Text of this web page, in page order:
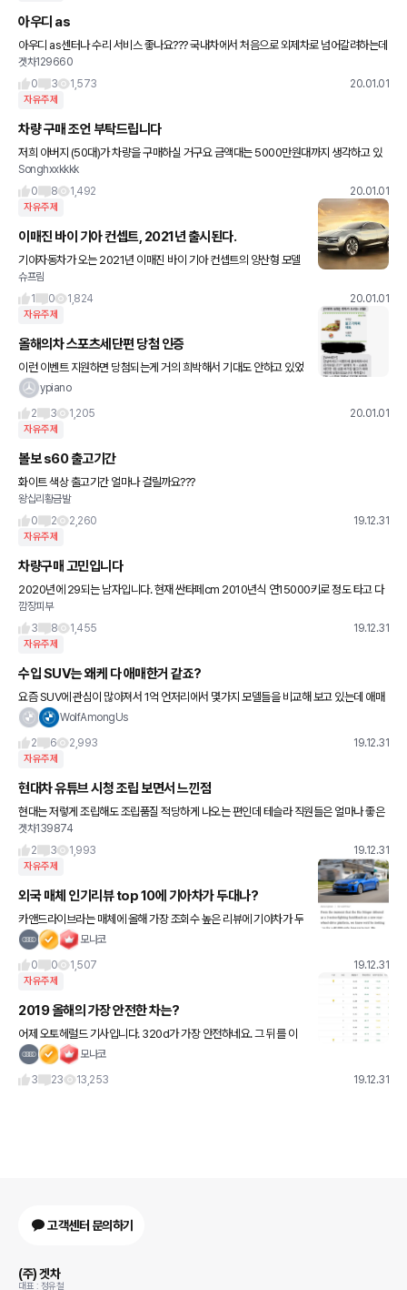
아우디 as
아우디 as센터나 수리 서비스 좋나요??? 국내차에서 처음으로 외제차로 넘어갈려하는데
겟차129660
0
3 1,573 20.01.01
자유주제
차량 구매 조언 부탁드립니다
저희 아버지 (50대)가 차량을 구매하실 거구요 금액대는 5000만원대까지 생각하고 있
습니다 후보는 K7, 제네시스, 아니면 조금 더 무리하셔서 독일 3사 6000만원대 세단까
지도 생각하는 중입니다
Songhxxkkkk
0
8 1,492 20.01.01
자유주제
이매진 바이 기아 컨셉트, 2021년 출시된다.
기아자동차가 오는 2021년 이매진 바이 기아 컨셉트의 양산형 모델
을 출시할 것이라고 밝혔습니다. 이매진 바이 기아 컨셉트는 2019년
에 공개된 컨셉트카로 도심형 일렉트릭 크로스오버를 표방하며 공개
슈프림
1
0 1,824 20.01.01
자유주제
올해의차 스포츠세단편 당첨 인증
이런 이벤트 지원하면 당첨되는게 거의 희박해서 기대도 안하고 있었
는데, 당첨도 되고 1등까지 하게 되어서 정말 기쁩니다! 연말 한해동
ypiano
2
3 1,205 20.01.01
자유주제
볼보 s60 출고기간
화이트 색상 출고기간 얼마나 걸릴까요???
왕십리황금발
0
2 2,260 19.12.31
자유주제
차량구매 고민입니다
2020년에 29되는 남자입니다. 현재 싼타페cm 2010년식 연15000키로 정도 타고 다
닙니다 이제는 거진 14만키로 다되어가 보내주고 새로운 아이하나 마련하려고 생각중입
니다 2020년에
깜장피부
3
8 1,455 19.12.31
자유주제
수입 SUV는 왜케 다 애매한거 같죠?
요즘 SUV에 관심이 많아져서 1억 언저리에서 몇가지 모델들을 비교해 보고 있는데 애매
한 느낌이 많이 들어요. 어떤 모델도 가려운 부분을 딱 정확하게 긁어주진 못하는거 같네
WolfAmongUs
2
6 2,993 19.12.31
자유주제
현대차 유튜브 시청 조립 보면서 느낀점
현대는 저렇게 조립해도 조립품질 적당하게 나오는 편인데 테슬라 직원들은 얼마나 좋은
겟차139874
2
3 1,993 19.12.31
자유주제
외국 매체 인기리뷰 top 10에 기아차가 두대나?
카앤드라이브라는 매체에 올해 가장 조회수 높은 리뷰에 기아차가 두
대가 있네요 ㅋㅋ 7위는 스팅어 9위는 텔루라이드네요 텔루라이드
모나코
0
0 1,507 19.12.31
자유주제
2019 올해의 가장 안전한 차는?
어제 오토헤럴드 기사입니다. 320d가 가장 안전하네요. 그 뒤를 이
어 팰리세이드, 렉서스 es300이네요. 출처는 오토헤럴드입니다. K
모나코
3
23 13,253 19.12.31
고객센터 문의하기
(주) 겟차
대표 : 정유철